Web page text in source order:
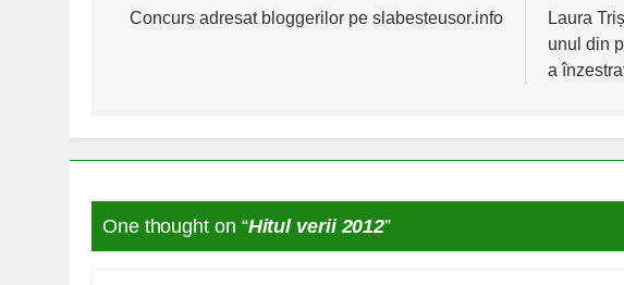
înConcurs adresat bloggerilor pe slabesteusor.info
Laura
unul din
a
One thought on “Hitul verii 2012”